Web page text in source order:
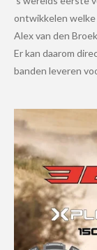
ontwikkelen
Alex van den
Er kan daarom
banden leveren